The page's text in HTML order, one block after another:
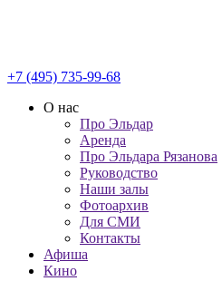
+7 (495) 735-99-68
О нас
Про Эльдар
Аренда
Про Эльдара Рязанова
Руководство
Наши залы
Фотоархив
Для СМИ
Контакты
Афиша
Кино